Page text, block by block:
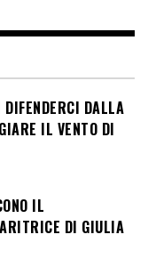
DALLA
IL VENTO DI
IL
DI GIULIA